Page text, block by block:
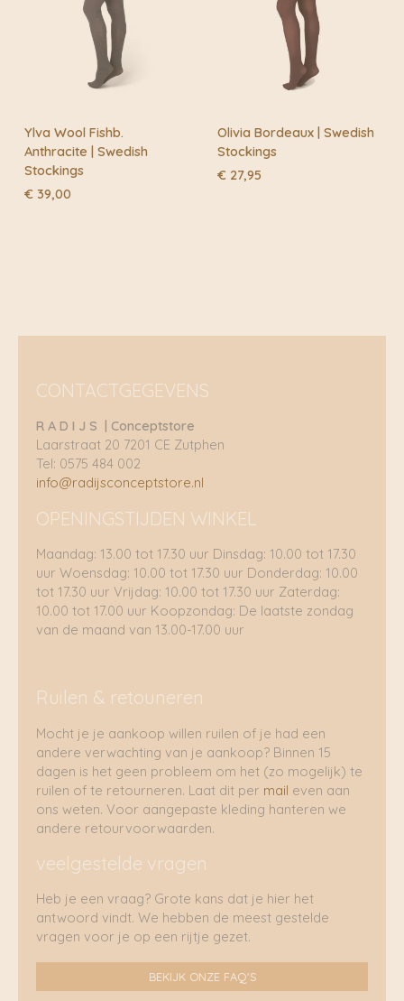
Ylva Wool Fishb.
Anthracite | Swedish
Stockings
€ 39,00
Olivia Bordeaux | Swedish
Stockings
€ 27,95
CONTACTGEGEVENS
R A D I J S | Conceptstore
Laarstraat 20 7201 CE Zutphen
Tel: 0575 484 002
info@radijsconceptstore.nl
OPENINGSTIJDEN WINKEL
Maandag: 13.00 tot 17.30 uur Dinsdag: 10.00 tot 17.30
uur Woensdag: 10.00 tot 17.30 uur Donderdag: 10.00
tot 17.30 uur Vrijdag: 10.00 tot 17.30 uur Zaterdag:
10.00 tot 17.00 uur Koopzondag: De laatste zondag
van de maand van 13.00-17.00 uur
Ruilen & retouneren
Mocht je je aankoop willen ruilen of je had een
andere verwachting van je aankoop? Binnen 15
dagen is het geen probleem om het (zo mogelijk) te
ruilen of te retourneren. Laat dit per mail even aan
ons weten. Voor aangepaste kleding hanteren we
andere retourvoorwaarden.
veelgestelde vragen
Heb je een vraag? Grote kans dat je hier het
antwoord vindt. We hebben de meest gestelde
vragen voor je op een rijtje gezet.
BEKIJK ONZE FAQ'S